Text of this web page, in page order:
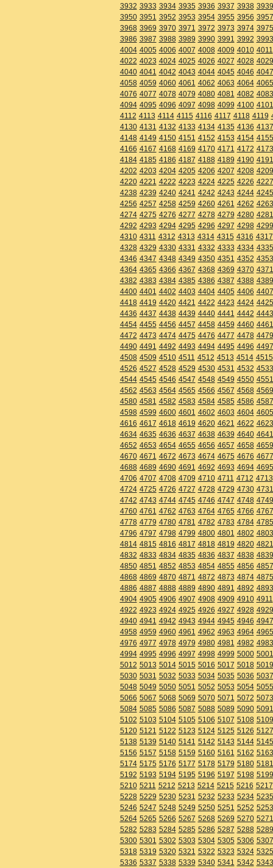
3932 3933 3934 3935 3936 3937 3938 3939
3950 3951 3952 3953 3954 3955 3956 3957
3968 3969 3970 3971 3972 3973 3974 3975
3986 3987 3988 3989 3990 3991 3992 3993
4004 4005 4006 4007 4008 4009 4010 4011
4022 4023 4024 4025 4026 4027 4028 4029
4040 4041 4042 4043 4044 4045 4046 4047
4058 4059 4060 4061 4062 4063 4064 4065
4076 4077 4078 4079 4080 4081 4082 4083
4094 4095 4096 4097 4098 4099 4100 4101
4112 4113 4114 4115 4116 4117 4118 4119
4130 4131 4132 4133 4134 4135 4136 4137
4148 4149 4150 4151 4152 4153 4154 4155
4166 4167 4168 4169 4170 4171 4172 4173
4184 4185 4186 4187 4188 4189 4190 4191
4202 4203 4204 4205 4206 4207 4208 4209
4220 4221 4222 4223 4224 4225 4226 4227
4238 4239 4240 4241 4242 4243 4244 4245
4256 4257 4258 4259 4260 4261 4262 4263
4274 4275 4276 4277 4278 4279 4280 4281
4292 4293 4294 4295 4296 4297 4298 4299
4310 4311 4312 4313 4314 4315 4316 4317
4328 4329 4330 4331 4332 4333 4334 4335
4346 4347 4348 4349 4350 4351 4352 4353
4364 4365 4366 4367 4368 4369 4370 4371
4382 4383 4384 4385 4386 4387 4388 4389
4400 4401 4402 4403 4404 4405 4406 4407
4418 4419 4420 4421 4422 4423 4424 4425
4436 4437 4438 4439 4440 4441 4442 4443
4454 4455 4456 4457 4458 4459 4460 4461
4472 4473 4474 4475 4476 4477 4478 4479
4490 4491 4492 4493 4494 4495 4496 4497
4508 4509 4510 4511 4512 4513 4514 4515
4526 4527 4528 4529 4530 4531 4532 4533
4544 4545 4546 4547 4548 4549 4550 4551
4562 4563 4564 4565 4566 4567 4568 4569
4580 4581 4582 4583 4584 4585 4586 4587
4598 4599 4600 4601 4602 4603 4604 4605
4616 4617 4618 4619 4620 4621 4622 4623
4634 4635 4636 4637 4638 4639 4640 4641
4652 4653 4654 4655 4656 4657 4658 4659
4670 4671 4672 4673 4674 4675 4676 4677
4688 4689 4690 4691 4692 4693 4694 4695
4706 4707 4708 4709 4710 4711 4712 4713
4724 4725 4726 4727 4728 4729 4730 4731
4742 4743 4744 4745 4746 4747 4748 4749
4760 4761 4762 4763 4764 4765 4766 4767
4778 4779 4780 4781 4782 4783 4784 4785
4796 4797 4798 4799 4800 4801 4802 4803
4814 4815 4816 4817 4818 4819 4820 4821
4832 4833 4834 4835 4836 4837 4838 4839
4850 4851 4852 4853 4854 4855 4856 4857
4868 4869 4870 4871 4872 4873 4874 4875
4886 4887 4888 4889 4890 4891 4892 4893
4904 4905 4906 4907 4908 4909 4910 4911
4922 4923 4924 4925 4926 4927 4928 4929
4940 4941 4942 4943 4944 4945 4946 4947
4958 4959 4960 4961 4962 4963 4964 4965
4976 4977 4978 4979 4980 4981 4982 4983
4994 4995 4996 4997 4998 4999 5000 5001
5012 5013 5014 5015 5016 5017 5018 5019
5030 5031 5032 5033 5034 5035 5036 5037
5048 5049 5050 5051 5052 5053 5054 5055
5066 5067 5068 5069 5070 5071 5072 5073
5084 5085 5086 5087 5088 5089 5090 5091
5102 5103 5104 5105 5106 5107 5108 5109
5120 5121 5122 5123 5124 5125 5126 5127
5138 5139 5140 5141 5142 5143 5144 5145
5156 5157 5158 5159 5160 5161 5162 5163
5174 5175 5176 5177 5178 5179 5180 5181
5192 5193 5194 5195 5196 5197 5198 5199
5210 5211 5212 5213 5214 5215 5216 5217
5228 5229 5230 5231 5232 5233 5234 5235
5246 5247 5248 5249 5250 5251 5252 5253
5264 5265 5266 5267 5268 5269 5270 5271
5282 5283 5284 5285 5286 5287 5288 5289
5300 5301 5302 5303 5304 5305 5306 5307
5318 5319 5320 5321 5322 5323 5324 5325
5336 5337 5338 5339 5340 5341 5342 5343